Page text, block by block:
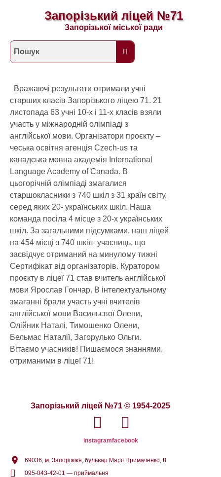
Запорізький ліцей №71
Запорізької міської ради
Вражаючі результати отримали учні
старших класів Запорізького ліцею 71. 21
листопада 63 учні 10-х і 11-х класів взяли
участь у міжнародній олімпіаді з
англійської мови. Організатори проєкту –
чеська освітня агенція Czech-us та
канадська мовна академія International
Language Academy of Canada. В
цьогорічній олімпіаді змагалися
старшокласники з 740 шкіл з 31 країн світу,
серед яких 20- українських шкіл. Наша
команда посіла 4 місце з 20-х українських
шкіл. За загальними підсумками, наш ліцей
на 454 місці з 740 шкіл- учасниць, що
засвідчує отриманий на минулому тижні
Сертифікат від організаторів. Куратором
проєкту в ліцеї 71 став вчитель англійської
мови Ярослав Гончар. В інтелектуальному
змаганні брали участь учні вчителів
англійської мови Васильєвої Олени,
Олійник Наталі, Тимошенко Олени,
Бельмас Наталії, Загорулько Ольги.
Вітаємо учасників! Пишаємося знаннями,
отриманими в ліцеї 71!
Запорізький ліцей №71 © 1954-2025
instagramfacebook
69036, м. Запоріжжя, бульвар Марії Примаченко, 8
095-043-42-01 — приймальня